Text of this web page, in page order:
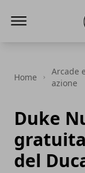
Home
Arcade e
azione
Duke
del